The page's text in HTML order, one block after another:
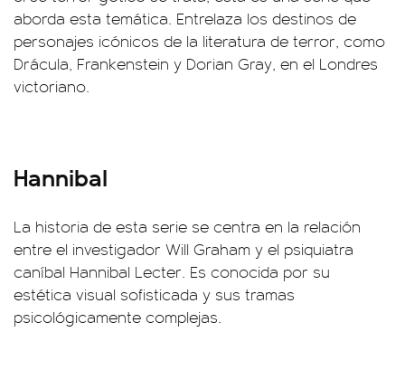
aborda esta temática. Entrelaza los destinos de
personajes icónicos de la literatura de terror, como
Drácula, Frankenstein y Dorian Gray, en el Londres
victoriano.
Hannibal
La historia de esta serie se centra en la relación
entre el investigador Will Graham y el psiquiatra
caníbal Hannibal Lecter. Es conocida por su
estética visual sofisticada y sus tramas
psicológicamente complejas.